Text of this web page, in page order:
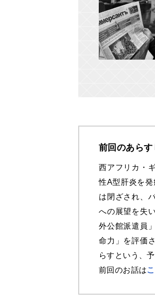
前回のあらす
西アフリカ・
性A型肝炎を
は閉ざされ、
への展望を失
外公館派遣員
命力」を評価
らすという、
前回のお話は